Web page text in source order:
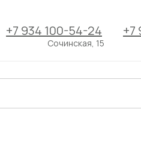
+7 934 100-54-24 +7
Сочинская, 15